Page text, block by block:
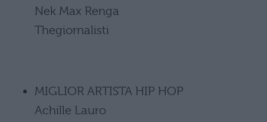
Nek Max Renga
Thegiornalisti
MIGLIOR ARTISTA HIP HOP
Achille Lauro